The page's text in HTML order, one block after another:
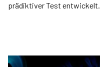
prädiktiver Test entwickelt.